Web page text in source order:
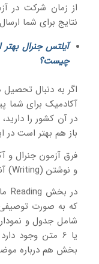
نتایج برای شما
آیلتس جنرال
چیست؟
اگر به دنبال
آکادمیک برای شما
در آن کشور را
باز هم بهتر است در
و نوشتن (Writing) آنهاست.
که به صورت
یا 6 متن وجود
بخش هم درباره